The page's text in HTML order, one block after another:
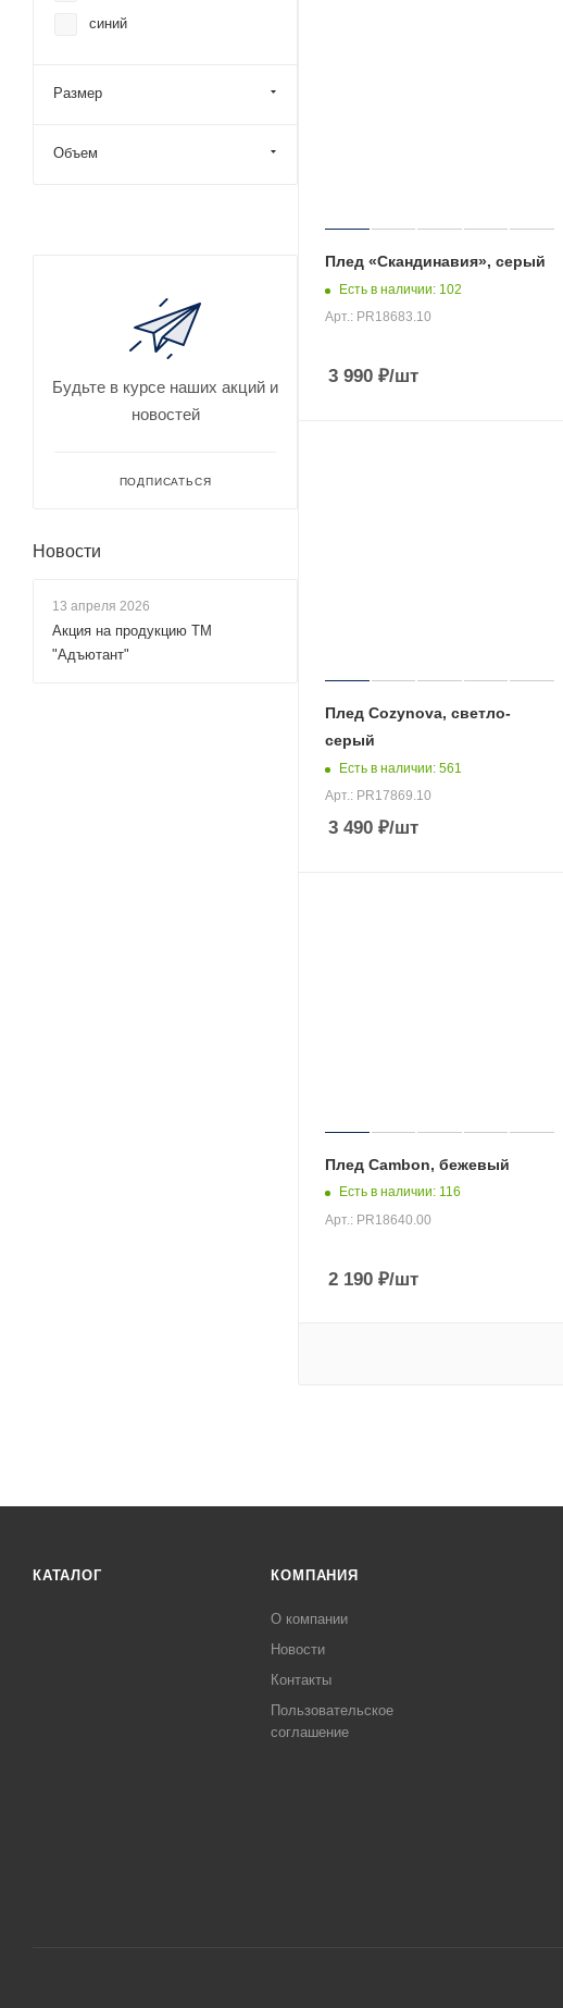
Плед «Скандинавия», серый
Есть в наличии: 102
Арт.: PR18683.10
3 990 ₽/шт
Плед Cozynova, светло-
серый
Есть в наличии: 561
Арт.: PR17869.10
3 490 ₽/шт
Плед Cambon, бежевый
Есть в наличии: 116
Арт.: PR18640.00
2 190 ₽/шт
XD Collection
синий
Размер
Объем
Будьте в курсе наших акций и
новостей
ПОДПИСАТЬСЯ
Новости
13 апреля 2026
Акция на продукцию ТМ
"Адъютант"
КАТАЛОГ КОМПАНИЯ
О компании
Новости
Контакты
Пользовательское
соглашение